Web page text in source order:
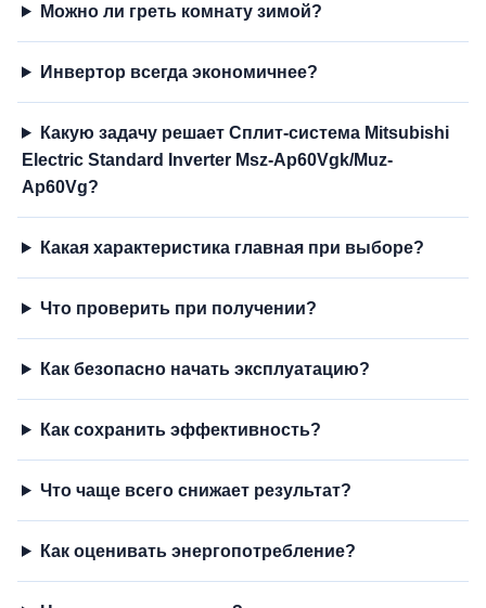
Можно ли греть комнату зимой?
Инвертор всегда экономичнее?
Какую задачу решает Сплит-система Mitsubishi
Electric Standard Inverter Msz-Ap60Vgk/Muz-
Ap60Vg?
Какая характеристика главная при выборе?
Что проверить при получении?
Как безопасно начать эксплуатацию?
Как сохранить эффективность?
Что чаще всего снижает результат?
Как оценивать энергопотребление?